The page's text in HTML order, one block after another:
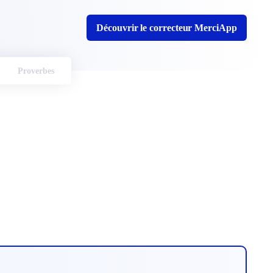
Découvrir le correcteur MerciApp
Proverbes